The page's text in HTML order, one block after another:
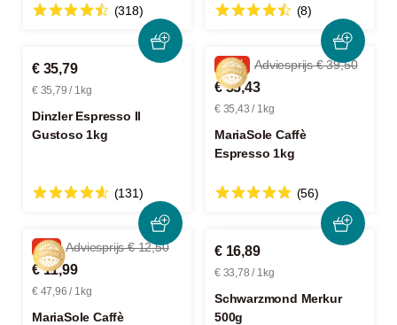
(318) (8)
€ 35,79
€ 35,79 / 1kg
Dinzler Espresso Il
Gustoso 1kg
(131)
-10% Adviesprijs € 39,50
€ 35,43
€ 35,43 / 1kg
MariaSole Caffè
Espresso 1kg
(56)
-4% Adviesprijs € 12,50
€ 11,99
€ 47,96 / 1kg
MariaSole Caffè
€ 16,89
€ 33,78 / 1kg
Schwarzmond Merkur
500g